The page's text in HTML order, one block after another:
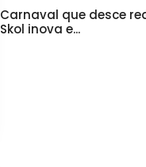
Carnaval que desce
Skol inova e...